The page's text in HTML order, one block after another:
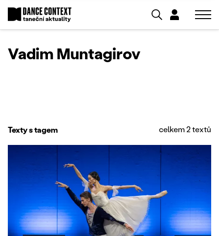
Vadim Muntagirov
Texty s tagem celkem 2 textů